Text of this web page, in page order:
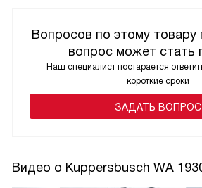
Вопросов по этому товару
вопрос может стать
Наш специалист постарается
короткие сроки
ЗАДАТЬ ВОПРОС
Видео о Kuppersbusch WA